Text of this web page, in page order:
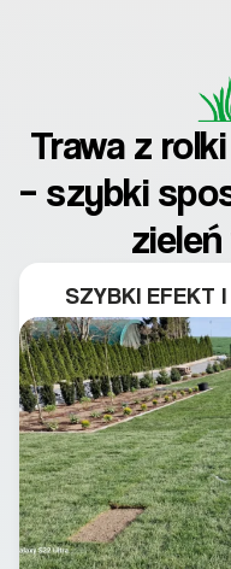
Trawa z
– szybki
SZYBKI EFEKT